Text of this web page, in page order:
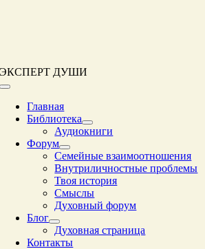
ЭКСПЕРТ ДУШИ
Переключение
навигацииГлавная
Библиотека
Аудиокниги
Форум
Семейные взаимоотношения
Внутриличностные проблемы
Твоя история
Смыслы
Духовный форум
Блог
Духовная страница
Контакты